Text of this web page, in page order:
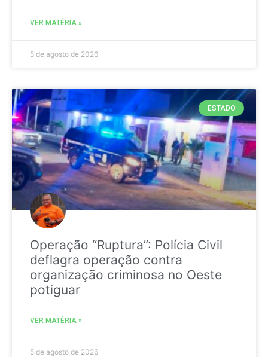
VER MATÉRIA »
5 de agosto de 2026
ESTADO
Operação “Ruptura”: Polícia Civil
deflagra operação contra
organização criminosa no Oeste
potiguar
VER MATÉRIA »
5 de agosto de 2026